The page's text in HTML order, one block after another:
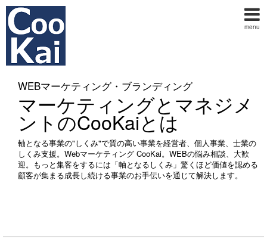
menu
WEBマーケティング・ブランディング
マーケティングとマネジメ
ントのCooKaiとは
軸となる事業の"しくみ"で質の高い事業を経営者、個人事業、士業の
しくみ支援。Webマーケティング CooKai。WEBの悩み相談、大歓
迎。もっと集客をするには「軸となるしくみ」驚くほど価値を認める
顧客が集まる成長し続ける事業のお手伝いを通じて解決します。